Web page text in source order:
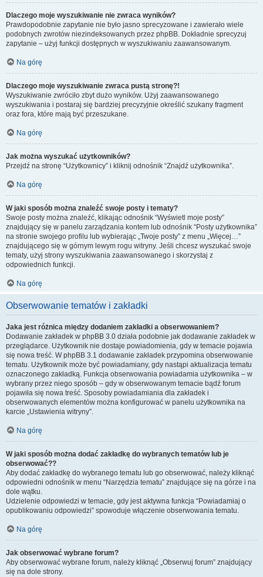
Dlaczego moje wyszukiwanie nie zwraca wyników?
Prawdopodobnie zapytanie nie było jasno sprecyzowane i zawierało wiele
podobnych zwrotów niezindeksowanych przez phpBB. Dokładnie sprecyzuj
zapytanie – użyj funkcji dostępnych w wyszukiwaniu zaawansowanym.
Na górę
Dlaczego moje wyszukiwanie zwraca pustą stronę?!
Wyszukiwanie zwróciło zbyt dużo wyników. Użyj zaawansowanego
wyszukiwania i postaraj się bardziej precyzyjnie określić szukany fragment
oraz fora, które mają być przeszukane.
Na górę
Jak można wyszukać użytkowników?
Przejdź na stronę “Użytkownicy” i kliknij odnośnik “Znajdź użytkownika”.
Na górę
W jaki sposób można znaleźć swoje posty i tematy?
Swoje posty można znaleźć, klikając odnośnik “Wyświetl moje posty”
znajdujący się w panelu zarządzania kontem lub odnośnik “Posty użytkownika”
na stronie swojego profilu lub wybierając „Twoje posty” z menu „Więcej…”
znajdującego się w górnym lewym rogu witryny. Jeśli chcesz wyszukać swoje
tematy, użyj strony wyszukiwania zaawansowanego i skorzystaj z
odpowiednich funkcji.
Na górę
Obserwowanie tematów i zakładki
Jaka jest różnica między dodaniem zakładki a obserwowaniem?
Dodawanie zakładek w phpBB 3.0 działa podobnie jak dodawanie zakładek w
przeglądarce. Użytkownik nie dostaje powiadomienia, gdy w temacie pojawia
się nowa treść. W phpBB 3.1 dodawanie zakładek przypomina obserwowanie
tematu. Użytkownik może być powiadamiany, gdy nastąpi aktualizacja tematu
oznaczonego zakładką. Funkcja obserwowania powiadamia użytkownika – w
wybrany przez niego sposób – gdy w obserwowanym temacie bądź forum
pojawiła się nowa treść. Sposoby powiadamiania dla zakładek i
obserwowanych elementów można konfigurować w panelu użytkownika na
karcie „Ustawienia witryny”.
Na górę
W jaki sposób można dodać zakładkę do wybranych tematów lub je
obserwować??
Aby dodać zakładkę do wybranego tematu lub go obserwować, należy kliknąć
odpowiedni odnośnik w menu “Narzędzia tematu” znajdujące się na górze i na
dole wątku.
Udzielenie odpowiedzi w temacie, gdy jest aktywna funkcja “Powiadamiaj o
opublikowaniu odpowiedzi” spowoduje włączenie obserwowania tematu.
Na górę
Jak obserwować wybrane forum?
Aby obserwować wybrane forum, należy kliknąć „Obserwuj forum” znajdujący
się na dole strony.